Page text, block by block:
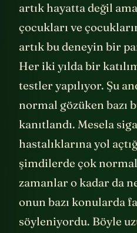
artık hayatta değil
çocukları ve
artık bu deneyin bir
Her iki yılda bir
testler yapılıyor. Şu
normal gözüken bazı
kanıtlandı. Mesela
hastalıklarına yol
şimdilerde çok
zamanlar o kadar da
onun bazı konularda
söyleniyordu. Böyle